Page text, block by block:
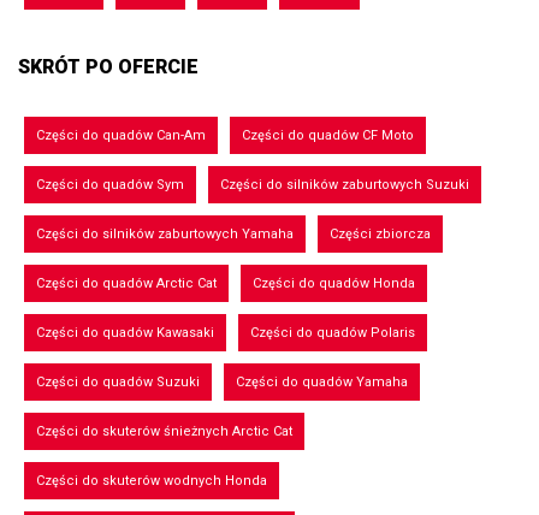
SKRÓT PO OFERCIE
Części do quadów Can-Am Części do quadów CF Moto
Części do quadów Sym Części do silników zaburtowych Suzuki
Części do silników zaburtowych Yamaha Części zbiorcza
Części do quadów Arctic Cat Części do quadów Honda
Części do quadów Kawasaki Części do quadów Polaris
Części do quadów Suzuki Części do quadów Yamaha
Części do skuterów śnieżnych Arctic Cat
Części do skuterów wodnych Honda